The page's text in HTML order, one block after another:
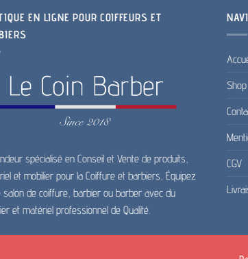
EN LIGNE POUR COIFFEURS ET
spécialisé en Conseil et Vente de produits,
et mobilier pour la Coiffure et barbiers, Équipez
salon de coiffure, barbier ou barber avec du
et matériel professionnel de Qualité.
Shop
CGV